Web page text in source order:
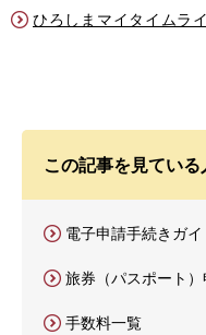
ひろしまマイタイムラ
この記事を見てい
電子申請手続きガイ
旅券（パスポート
手数料一覧